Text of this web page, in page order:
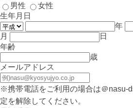
男性
女性
生年月日
年
月
日
年齢
歳
メールアドレス
※携帯電話をご利用の場合は＠nasu-
定を解除してください。